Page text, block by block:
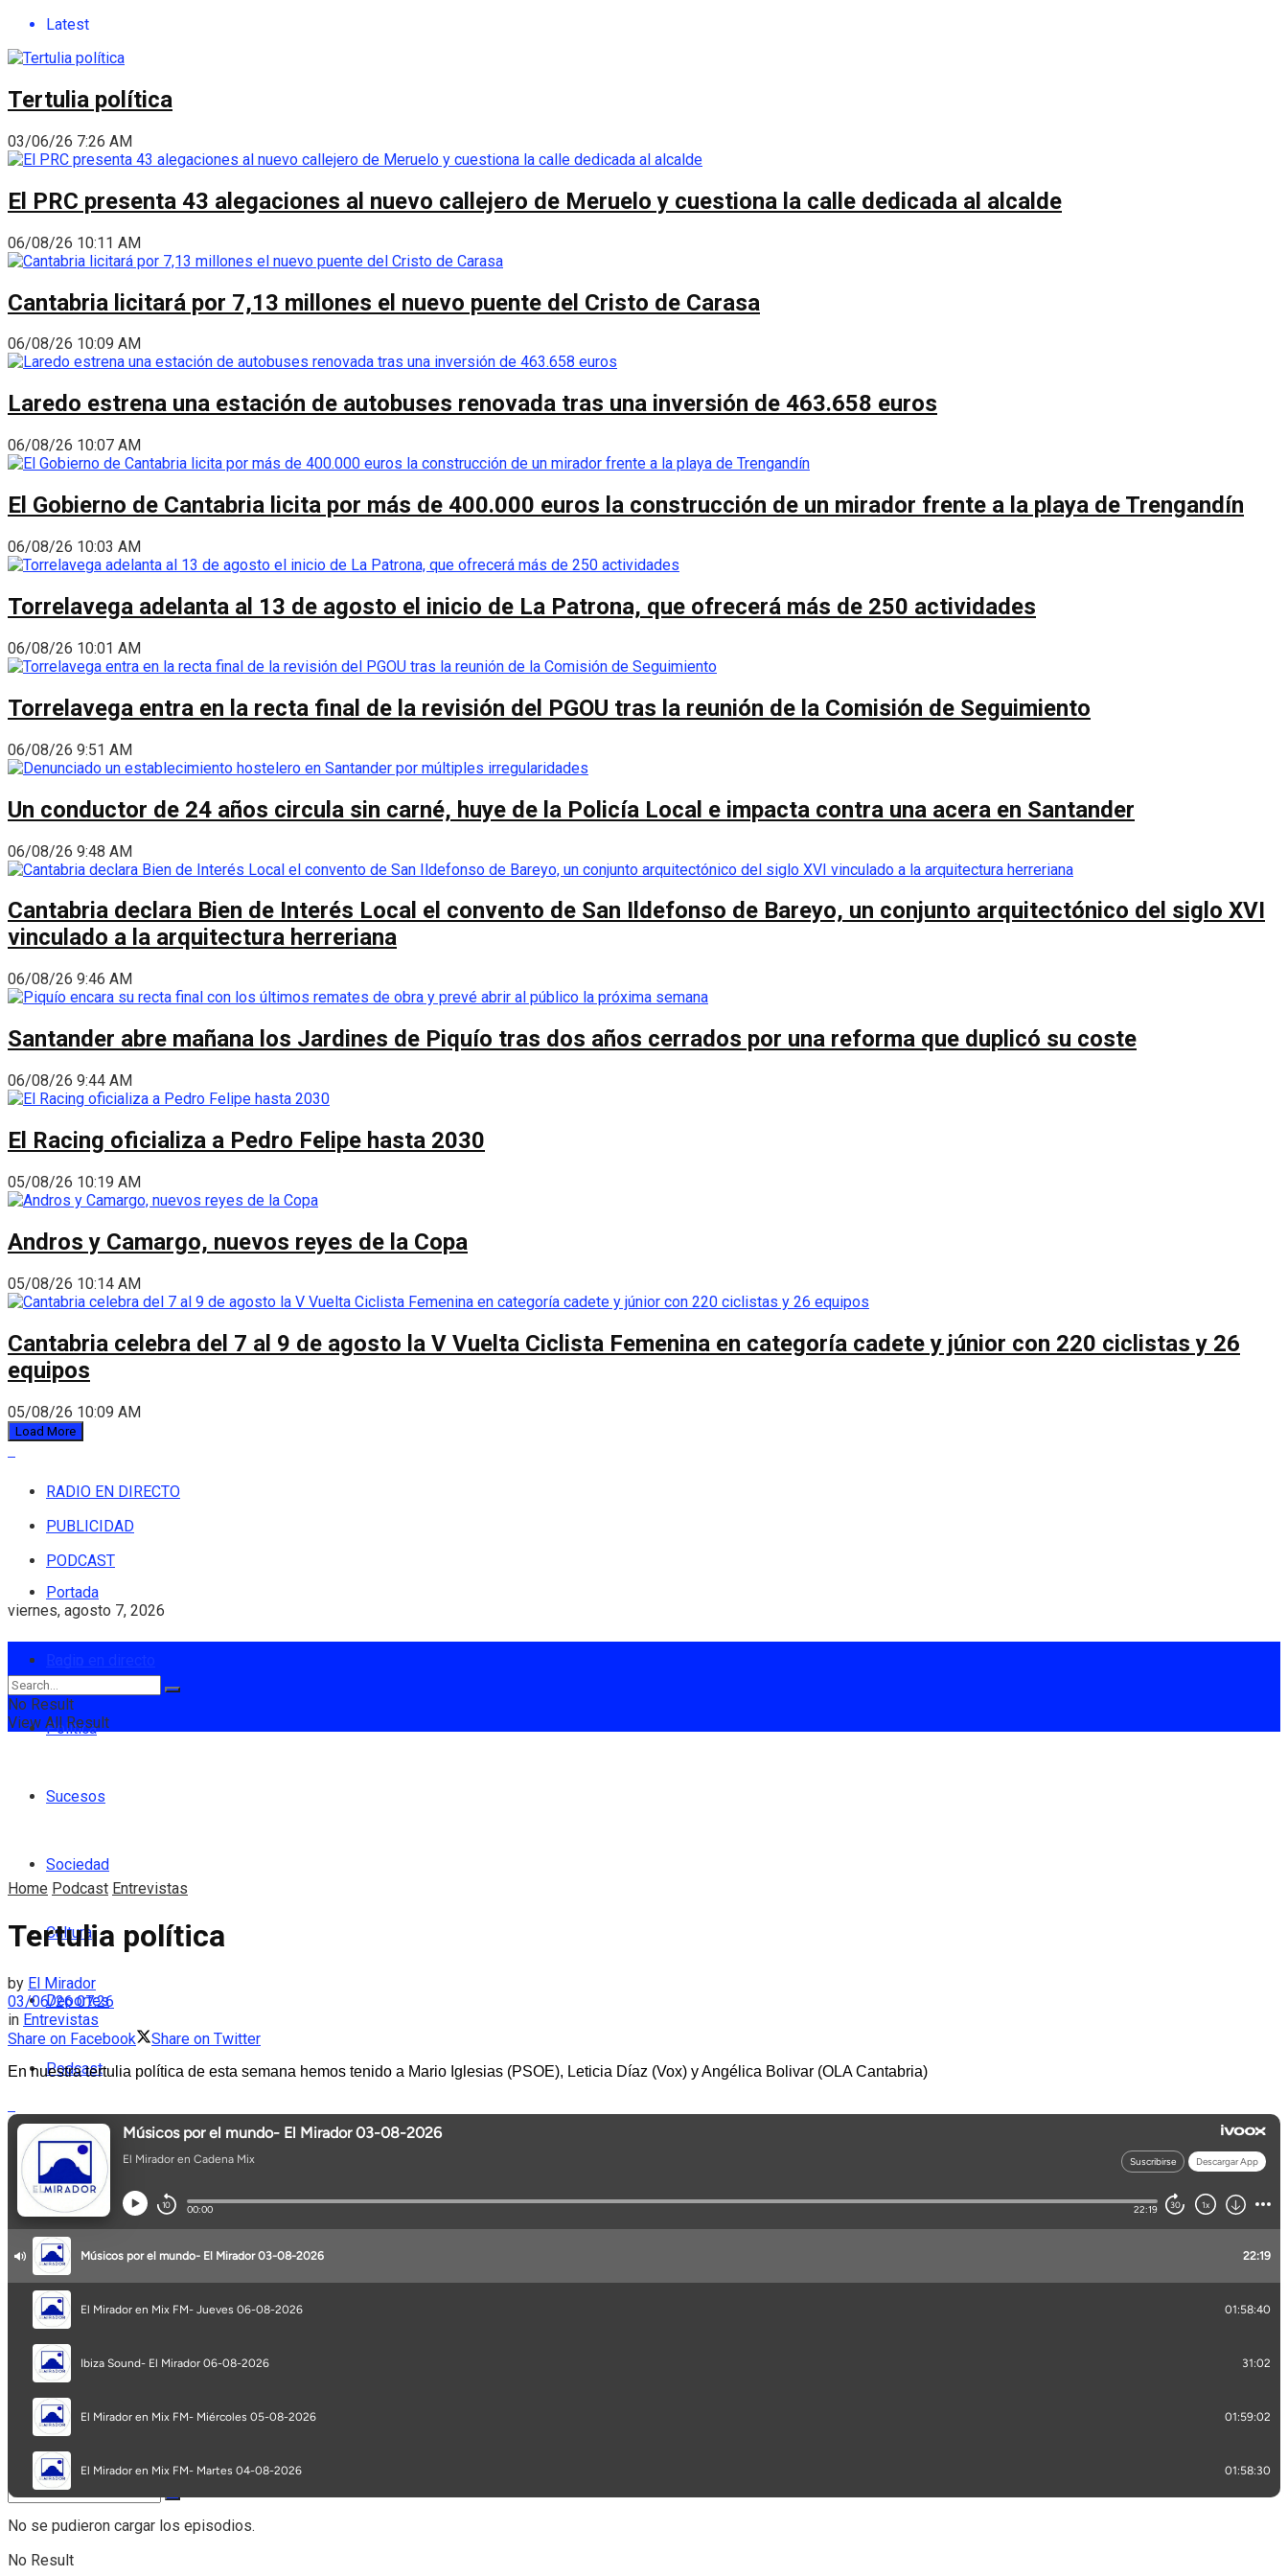
Latest
Tertulia política
03/06/26 7:26 AM
El PRC presenta 43 alegaciones al nuevo callejero de Meruelo y cuestiona la calle dedicada al alcalde
06/08/26 10:11 AM
Cantabria licitará por 7,13 millones el nuevo puente del Cristo de Carasa
06/08/26 10:09 AM
Laredo estrena una estación de autobuses renovada tras una inversión de 463.658 euros
06/08/26 10:07 AM
El Gobierno de Cantabria licita por más de 400.000 euros la construcción de un mirador frente a la playa de Trengandín
06/08/26 10:03 AM
Torrelavega adelanta al 13 de agosto el inicio de La Patrona, que ofrecerá más de 250 actividades
06/08/26 10:01 AM
Torrelavega entra en la recta final de la revisión del PGOU tras la reunión de la Comisión de Seguimiento
06/08/26 9:51 AM
Un conductor de 24 años circula sin carné, huye de la Policía Local e impacta contra una acera en Santander
06/08/26 9:48 AM
Cantabria declara Bien de Interés Local el convento de San Ildefonso de Bareyo, un conjunto arquitectónico del siglo XVI
vinculado a la arquitectura herreriana
06/08/26 9:46 AM
Santander abre mañana los Jardines de Piquío tras dos años cerrados por una reforma que duplicó su coste
06/08/26 9:44 AM
El Racing oficializa a Pedro Felipe hasta 2030
05/08/26 10:19 AM
Andros y Camargo, nuevos reyes de la Copa
05/08/26 10:14 AM
Cantabria celebra del 7 al 9 de agosto la V Vuelta Ciclista Femenina en categoría cadete y júnior con 220 ciclistas y 26
equipos
05/08/26 10:09 AM
Load More
RADIO EN DIRECTO
PUBLICIDAD
PODCAST
viernes, agosto 7, 2026
Portada
Política
Sucesos
Sociedad
Cultura
Deportes
Podcast
Entrevistas
Opinión
No Result
No Result
View All Result
Home Podcast Entrevistas
Tertulia política
by El Mirador
03/06/26 07:26
in Entrevistas
Share on Facebook
Share on Twitter
En nuestra tertulia política de esta semana hemos tenido a Mario Iglesias (PSOE), Leticia Díaz (Vox) y Angélica Bolivar (OLA Cantabria)
No se pudieron cargar los episodios.